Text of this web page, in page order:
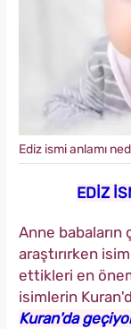
Ediz ismi anlamı
EDİZ
Anne babaların
araştırırken
ettikleri en
isimlerin
Kuran'da